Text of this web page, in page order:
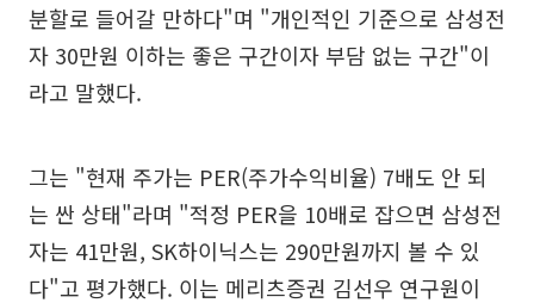
분할로 들어갈 만하다"며 "개인적인 기준으로 삼성전
자 30만원 이하는 좋은 구간이자 부담 없는 구간"이
라고 말했다.
그는 "현재 주가는 PER(주가수익비율) 7배도 안 되
는 싼 상태"라며 "적정 PER을 10배로 잡으면 삼성전
자는 41만원, SK하이닉스는 290만원까지 볼 수 있
다"고 평가했다. 이는 메리츠증권 김선우 연구원이